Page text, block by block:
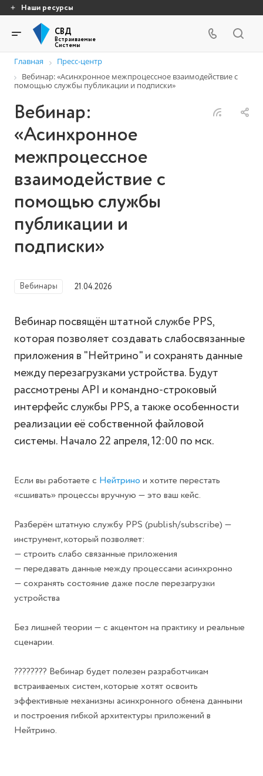
Наши ресурсы
СВД
Встраиваемые
Системы
Главная
Пресс-центр
Вебинар: «Асинхронное межпроцессное взаимодействие с
помощью службы публикации и подписки»
Вебинар:
«Асинхронное
межпроцессное
взаимодействие с
помощью службы
публикации и
подписки»
Вебинары 21.04.2026
Вебинар посвящён штатной службе PPS,
которая позволяет создавать слабосвязанные
приложения в "Нейтрино" и сохранять данные
между перезагрузками устройства. Будут
рассмотрены API и командно-строковый
интерфейс службы PPS, а также особенности
реализации её собственной файловой
системы. Начало 22 апреля, 12:00 по мск.
Если вы работаете с Нейтрино и хотите перестать
«сшивать» процессы вручную — это ваш кейс.
Разберём штатную службу PPS (publish/subscribe) —
инструмент, который позволяет:
— строить слабо связанные приложения
— передавать данные между процессами асинхронно
— сохранять состояние даже после перезагрузки
устройства
Без лишней теории — с акцентом на практику и реальные
сценарии.
????‍???? Вебинар будет полезен разработчикам
встраиваемых систем, которые хотят освоить
эффективные механизмы асинхронного обмена данными
и построения гибкой архитектуры приложений в
Нейтрино.